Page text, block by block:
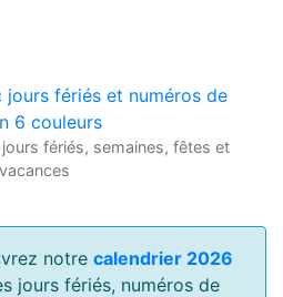
fériés, semaines, fêtes et
vacances
notre calendrier 2026
jours fériés, numéros de